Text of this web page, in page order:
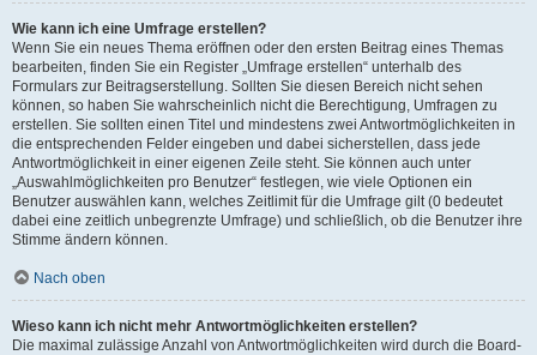
Wie kann ich eine Umfrage erstellen?
Wenn Sie ein neues Thema eröffnen oder den ersten Beitrag eines Themas
bearbeiten, finden Sie ein Register „Umfrage erstellen“ unterhalb des
Formulars zur Beitragserstellung. Sollten Sie diesen Bereich nicht sehen
können, so haben Sie wahrscheinlich nicht die Berechtigung, Umfragen zu
erstellen. Sie sollten einen Titel und mindestens zwei Antwortmöglichkeiten in
die entsprechenden Felder eingeben und dabei sicherstellen, dass jede
Antwortmöglichkeit in einer eigenen Zeile steht. Sie können auch unter
„Auswahlmöglichkeiten pro Benutzer“ festlegen, wie viele Optionen ein
Benutzer auswählen kann, welches Zeitlimit für die Umfrage gilt (0 bedeutet
dabei eine zeitlich unbegrenzte Umfrage) und schließlich, ob die Benutzer ihre
Stimme ändern können.
Nach oben
Wieso kann ich nicht mehr Antwortmöglichkeiten erstellen?
Die maximal zulässige Anzahl von Antwortmöglichkeiten wird durch die Board-